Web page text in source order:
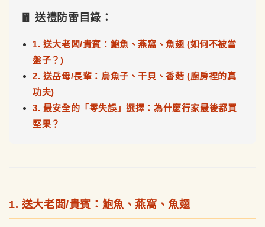
🧧 送禮防雷目錄：
1. 送大老闆/貴賓：鮑魚、燕窩、魚翅 (如何不被當
盤子？)
2. 送岳母/長輩：烏魚子、干貝、香菇 (廚房裡的真
功夫)
3. 最安全的「零失誤」選擇：為什麼行家最後都買
堅果？
1. 送大老闆/貴賓：鮑魚、燕窩、魚翅